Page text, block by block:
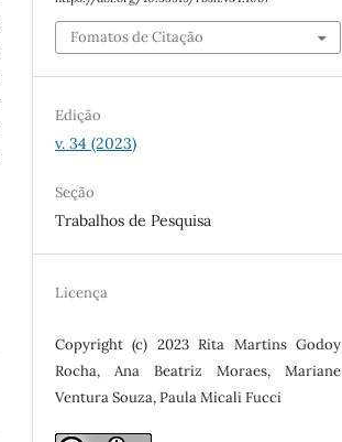
Fomatos de Citação
Edição
v. 34 (2023)
Seção
Trabalhos de Pesquisa
Licença
Copyright (c) 2023 Rita Martins Godoy
Rocha, Ana Beatriz Moraes, Mariane
Ventura Souza, Paula Micali Fucci